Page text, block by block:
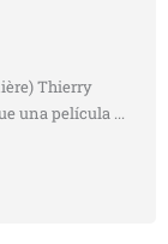
Thierry
una película ...